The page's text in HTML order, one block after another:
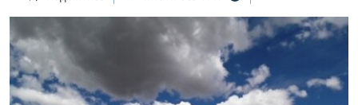
до
пошуку
ВСЕ ЗА ДЕНЬ
СПЕЦПРОЕКТИ